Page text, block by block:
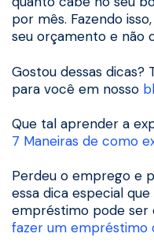
por mês. Fazendo
seu orçamento e não
Gostou dessas dicas?
para você em nosso
Que tal aprender a
7 Maneiras de como
Perdeu o emprego e
essa dica especial
empréstimo pode ser
fazer um empréstimo